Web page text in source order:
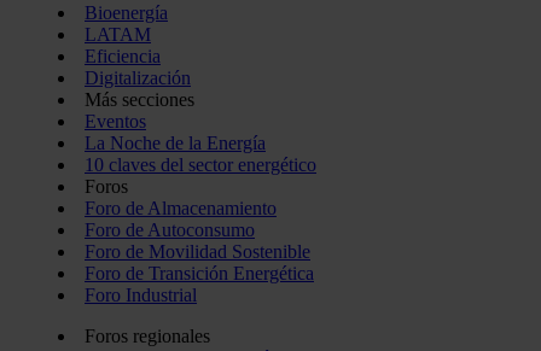
Bioenergía
LATAM
Eficiencia
Digitalización
Más secciones
Eventos
La Noche de la Energía
10 claves del sector energético
Foros
Foro de Almacenamiento
Foro de Autoconsumo
Foro de Movilidad Sostenible
Foro de Transición Energética
Foro Industrial
Foros regionales